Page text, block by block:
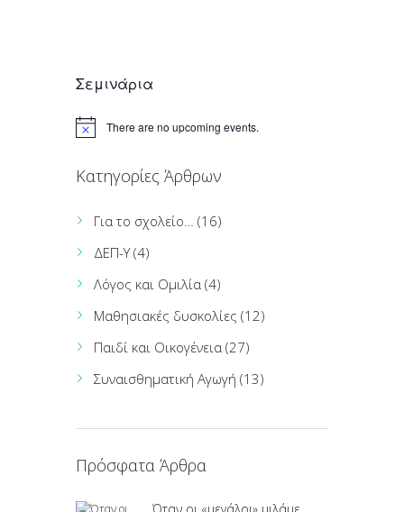
Σεμινάρια
There are no upcoming events.
Κατηγορίες Άρθρων
Για το σχολείο…
(16)
ΔΕΠ-Υ(4)
Λόγος και Ομιλία (4)
Μαθησιακές δυσκολίες (12)
Παιδί και Οικογένεια (27)
Συναισθηματική Αγωγή (13)
Πρόσφατα Άρθρα